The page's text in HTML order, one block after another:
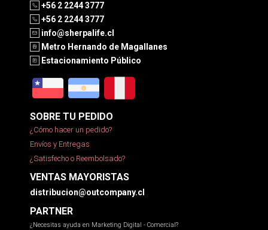
+56 2 2244 3777
+56 2 2244 3777
info@sherpalife.cl
Metro Hernando de Magallanes
Estacionamiento Público
SOBRE TU PEDIDO
¿Cómo hacer un pedido?
Envíos y Entregas
¿Satisfecho o Reembolsado?
VENTAS MAYORISTAS
distribucion@outcompany.cl
PARTNER
¿Necesitas ayuda en Marketing Digital - Comercial?